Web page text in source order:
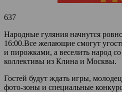
637
Народные гуляния начнутся
16:00.Все желающие смогут
и пирожками, а веселить народ
коллективы из Клина и Москвы.
Гостей будут ждать игры,
фото-зоны и специальные